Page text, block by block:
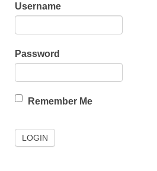
Username
Password
Remember Me